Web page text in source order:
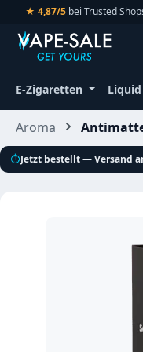
Hauptinhalt
Zur Suche springen
Zur
★ 4,87/5 bei Trusted
E-Zigaretten Liquid
Aroma
⏱Jetzt bestellt — Versand